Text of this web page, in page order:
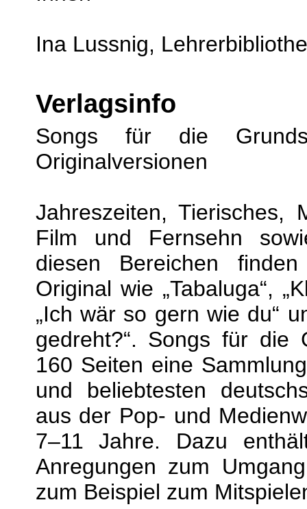
Ina Lussnig,
Verlagsinfo
Songs für die
Originalversionen
Jahreszeiten, Tierisches,
Film und Fernsehn
diesen Bereichen
Original wie „Tabaluga“,
„Ich wär so gern wie du“
gedreht?“. Songs für die
160 Seiten eine
und beliebtesten
aus der Pop- und
7–11 Jahre. Dazu
Anregungen zum
zum Beispiel zum